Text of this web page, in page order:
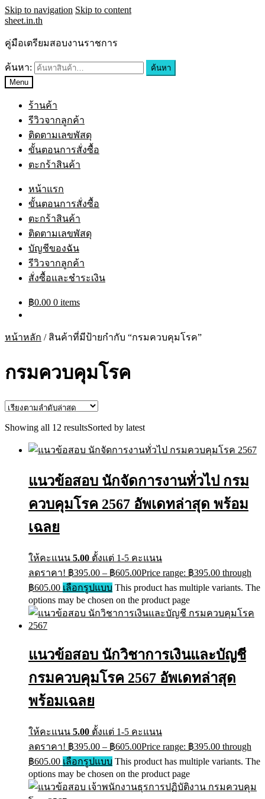
Skip to navigation Skip to content
sheet.in.th
คู่มือเตรียมสอบงานราชการ
ค้นหา:
ค้นหา
Menu
ร้านค้า
รีวิวจากลูกค้า
ติดตามเลขพัสดุ
ขั้นตอนการสั่งซื้อ
ตะกร้าสินค้า
หน้าแรก
ขั้นตอนการสั่งซื้อ
ตะกร้าสินค้า
ติดตามเลขพัสดุ
บัญชีของฉัน
รีวิวจากลูกค้า
สั่งซื้อและชำระเงิน
฿0.00 0 items
หน้าหลัก / สินค้าที่มีป้ายกำกับ “กรมควบคุมโรค”
กรมควบคุมโรค
Showing all 12 resultsSorted by latest
แนวข้อสอบ นักจัดการงานทั่วไป กรม
ควบคุมโรค 2567 อัพเดทล่าสุด พร้อม
เฉลย
ให้คะแนน 5.00 ตั้งแต่ 1-5 คะแนน
ลดราคา! ฿395.00 – ฿605.00Price range: ฿395.00 through
฿605.00 เลือกรูปแบบ This product has multiple variants. The
options may be chosen on the product page
แนวข้อสอบ นักวิชาการเงินและบัญชี
กรมควบคุมโรค 2567 อัพเดทล่าสุด
พร้อมเฉลย
ให้คะแนน 5.00 ตั้งแต่ 1-5 คะแนน
ลดราคา! ฿395.00 – ฿605.00Price range: ฿395.00 through
฿605.00 เลือกรูปแบบ This product has multiple variants. The
options may be chosen on the product page